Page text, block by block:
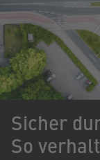
Sicher
So